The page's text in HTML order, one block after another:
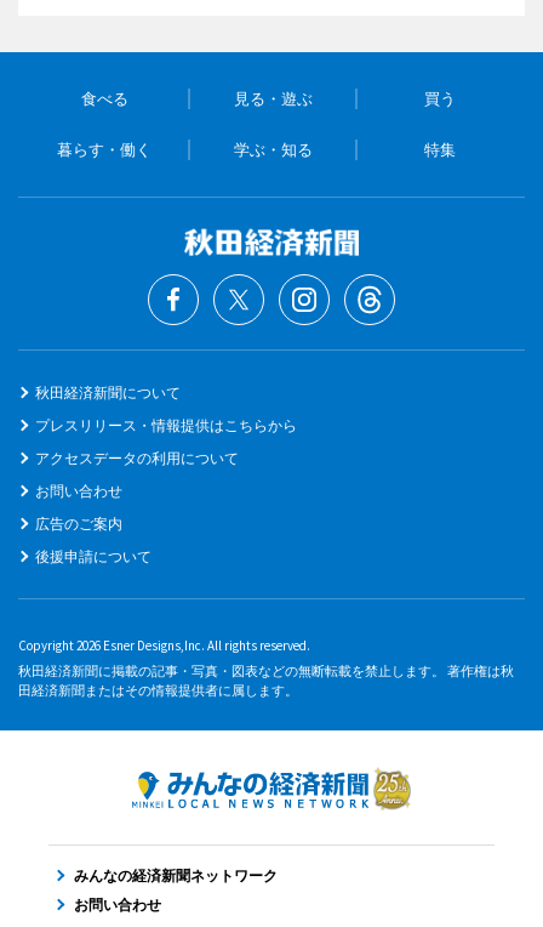
食べる 見る・遊ぶ 買う
暮らす・働く 学ぶ・知る 特集
秋田経済新聞について
プレスリリース・情報提供はこちらから
アクセスデータの利用について
お問い合わせ
広告のご案内
後援申請について
Copyright 2026 Esner Designs,Inc. All rights reserved.
秋田経済新聞に掲載の記事・写真・図表などの無断転載を禁止します。 著作権は秋
田経済新聞またはその情報提供者に属します。
みんなの経済新聞ネットワーク
お問い合わせ